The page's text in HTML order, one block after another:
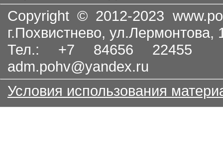
Copyright © 2012-2023
г.Похвистнево, ул.Лермонтова,
Тел.: +7 84656
adm.pohv@yandex.ru
Условия использования